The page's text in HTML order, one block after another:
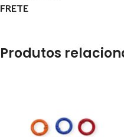
FRETE
Produtos